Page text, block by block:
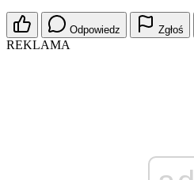
Odpowiedz Zgłoś
REKLAMA